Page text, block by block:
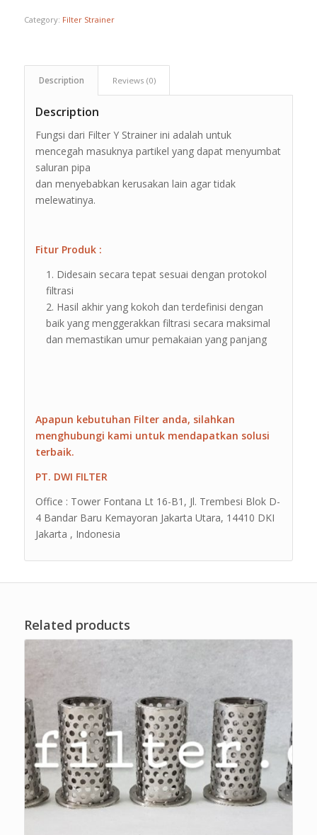
Category: Filter Strainer
Description Reviews (0)
Description
Fungsi dari Filter Y Strainer ini adalah untuk
mencegah masuknya partikel yang dapat menyumbat
saluran pipa
dan menyebabkan kerusakan lain agar tidak
melewatinya.
Fitur Produk :
Didesain secara tepat sesuai dengan protokol
filtrasi
Hasil akhir yang kokoh dan terdefinisi dengan
baik yang menggerakkan filtrasi secara maksimal
dan memastikan umur pemakaian yang panjang
Apapun kebutuhan Filter anda, silahkan
menghubungi kami untuk mendapatkan solusi
terbaik.
PT. DWI FILTER
Office : Tower Fontana Lt 16-B1, Jl. Trembesi Blok D-
4 Bandar Baru Kemayoran Jakarta Utara, 14410 DKI
Jakarta , Indonesia
Related products